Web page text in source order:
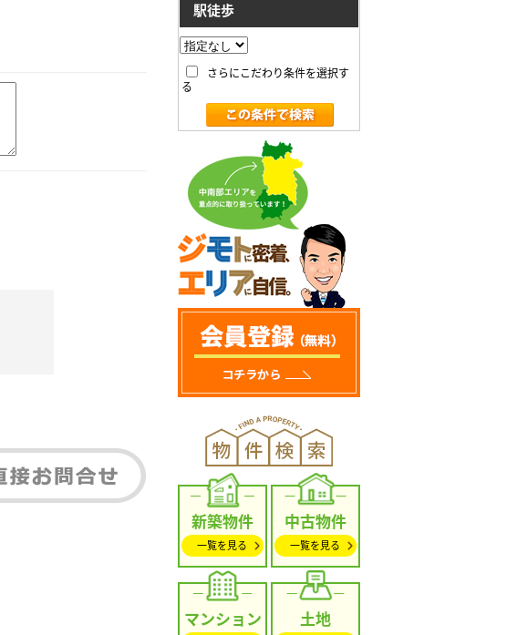
駅徒歩
さらにこだわり条件を選択す
る
新築物件
一覧を見る
中古物件
一覧を見る
マンション 土地